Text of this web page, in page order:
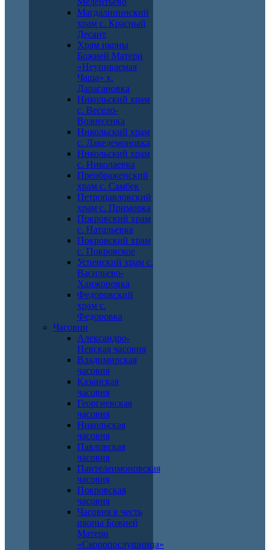
Магдалининский
храм с. Красный
Десант
Храм иконы
Божией Матери
«Неупиваемая
Чаша» х.
Дарагановка
Никольский храм
с. Весело-
Вознесенка
Никольский храм
с. Лакедемоновка
Никольский храм
с. Николаевка
Преображенский
храм с. Самбек
Петропавловский
храм с. Приморка
Покровский храм
с. Натальевка
Покровский храм
с. Покровское
Успенский храм с.
Васильево-
Ханжоновка
Федоровский
храм с.
Федоровка
Часовни
Александро-
Невская часовня
Владимирская
часовня
Казанская
часовня
Георгиевская
часовня
Никольская
часовня
Павловская
часовня
Пантелеимоновская
часовня
Покровская
часовня
Часовня в честь
иконы Божией
Матери
«Скоропослушница»